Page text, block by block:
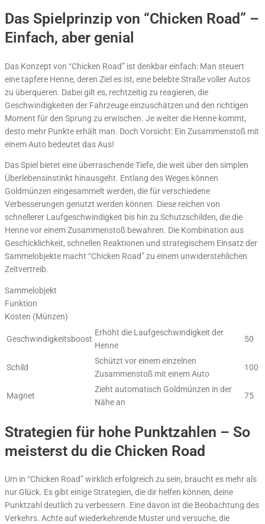
Das Spielprinzip von “Chicken Road” –
Einfach, aber genial
Das Konzept von “Chicken Road” ist denkbar einfach: Man steuert
eine tapfere Henne, deren Ziel es ist, eine belebte Straße voller Autos
zu überqueren. Dabei gilt es, rechtzeitig zu reagieren, die
Geschwindigkeiten der Fahrzeuge einzuschätzen und den richtigen
Moment für den Sprung zu erwischen. Je weiter die Henne kommt,
desto mehr Punkte erhält man. Doch Vorsicht: Ein Zusammenstoß mit
einem Auto bedeutet das Aus!
Das Spiel bietet eine überraschende Tiefe, die weit über den simplen
Überlebensinstinkt hinausgeht. Entlang des Weges können
Goldmünzen eingesammelt werden, die für verschiedene
Verbesserungen genutzt werden können. Diese reichen von
schnellerer Laufgeschwindigkeit bis hin zu Schutzschilden, die die
Henne vor einem Zusammenstoß bewahren. Die Kombination aus
Geschicklichkeit, schnellen Reaktionen und strategischem Einsatz der
Sammelobjekte macht “Chicken Road” zu einem unwiderstehlichen
Zeitvertreib.
Sammelobjekt
Funktion
Kosten (Münzen)
Geschwindigkeitsboost
Erhöht die Laufgeschwindigkeit der
Henne
50
Schild
Schützt vor einem einzelnen
Zusammenstoß mit einem Auto
100
Magnet
Zieht automatisch Goldmünzen in der
Nähe an
75
Strategien für hohe Punktzahlen – So
meisterst du die Chicken Road
Um in “Chicken Road” wirklich erfolgreich zu sein, braucht es mehr als
nur Glück. Es gibt einige Strategien, die dir helfen können, deine
Punktzahl deutlich zu verbessern. Eine davon ist die Beobachtung des
Verkehrs. Achte auf wiederkehrende Muster und versuche, die